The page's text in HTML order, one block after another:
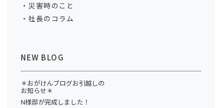
災害時のこと
社長のコラム
NEW BLOG
＊おがけんブログお引越しの
お知らせ＊
N様邸が完成しました！